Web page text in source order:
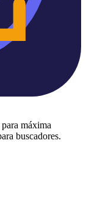
máxima
buscadores.